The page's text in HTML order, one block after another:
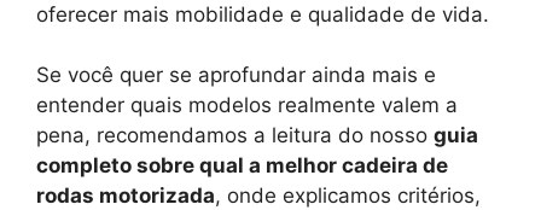
oferecer mais mobilidade e qualidade de vida.
Se você quer se aprofundar ainda mais e
entender quais modelos realmente valem a
pena, recomendamos a leitura do nosso guia
completo sobre qual a melhor cadeira de
rodas motorizada, onde explicamos critérios,